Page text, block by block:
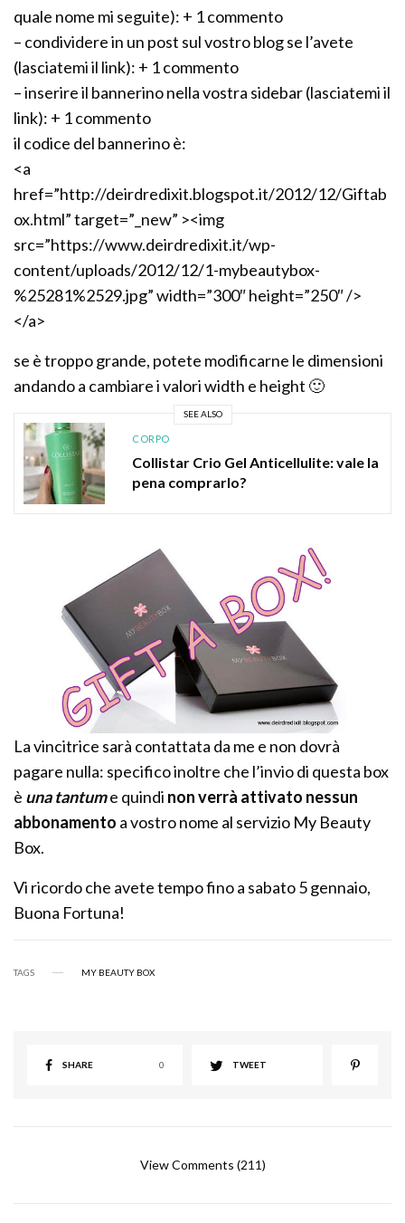
quale nome mi seguite): + 1 commento
– condividere in un post sul vostro blog se l’avete
(lasciatemi il link): + 1 commento
– inserire il bannerino nella vostra sidebar (lasciatemi il
link): + 1 commento
il codice del bannerino è:
<a
href=”http://deirdredixit.blogspot.it/2012/12/Giftab
ox.html” target=”_new” ><img
src=”https://www.deirdredixit.it/wp-
content/uploads/2012/12/1-mybeautybox-
%25281%2529.jpg” width=”300″ height=”250″ />
</a>
se è troppo grande, potete modificarne le dimensioni
andando a cambiare i valori width e height 🙂
SEE ALSO
CORPO
Collistar Crio Gel Anticellulite: vale la
pena comprarlo?
La vincitrice sarà contattata da me e non dovrà
pagare nulla: specifico inoltre che l’invio di questa box
è una tantume quindi non verrà attivato nessun
abbonamento a vostro nome al servizio My Beauty
Box.
Vi ricordo che avete tempo fino a sabato 5 gennaio,
Buona Fortuna!
TAGS MY BEAUTY BOX
SHARE 0 TWEET
View Comments (211)